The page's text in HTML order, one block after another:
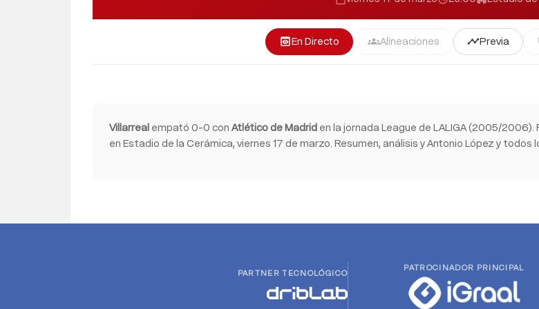
previewEn Directo groupsAlineaciones timelinePrevia
Villarreal empató 0-0 con Atlético de Madrid en la jornada League de LALIGA (2005/
en Estadio de la Cerámica, viernes 17 de marzo. Resumen, análisis y Antonio López y
PARTNER TECNOLÓGICO
PATROCINADOR PRINCIPAL